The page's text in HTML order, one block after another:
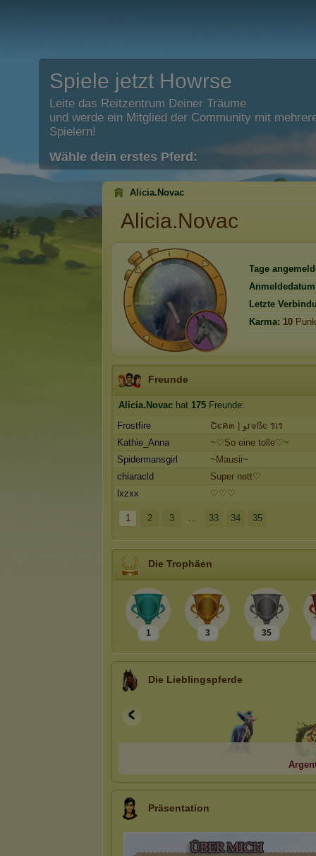
Spiele jetzt Howrse
Leite das Reitzentrum Deiner Träume
und werde ein Mitglied der Community mit
Spielern!
Wähle dein erstes Pferd:
Alicia.Novac
Alicia.Novac
Tage
Letzte
Karma: 10
Freunde
Alicia.Novac hat 175 Freunde:
Frostfire
Շєค๓ | ﻮг๏ßє รเร
Kathie_Anna
~♡So eine tolle♡~
Spidermansgirl
~Mausii~
chiaracld
Super nett♡
lxzxx
♡♡♡
1 2 3 ... 33 34 35
Die Trophäen
1 3 35
Die Lieblingspferde
Präsentation